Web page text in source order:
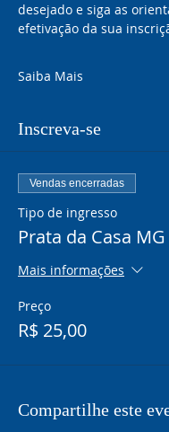
desejado e siga as
efetivação da sua
Saiba Mais
Inscreva-se
Vendas encerradas
Tipo de ingresso
Prata da Casa
Mais informações
Preço
R$ 25,00
Compartilhe este